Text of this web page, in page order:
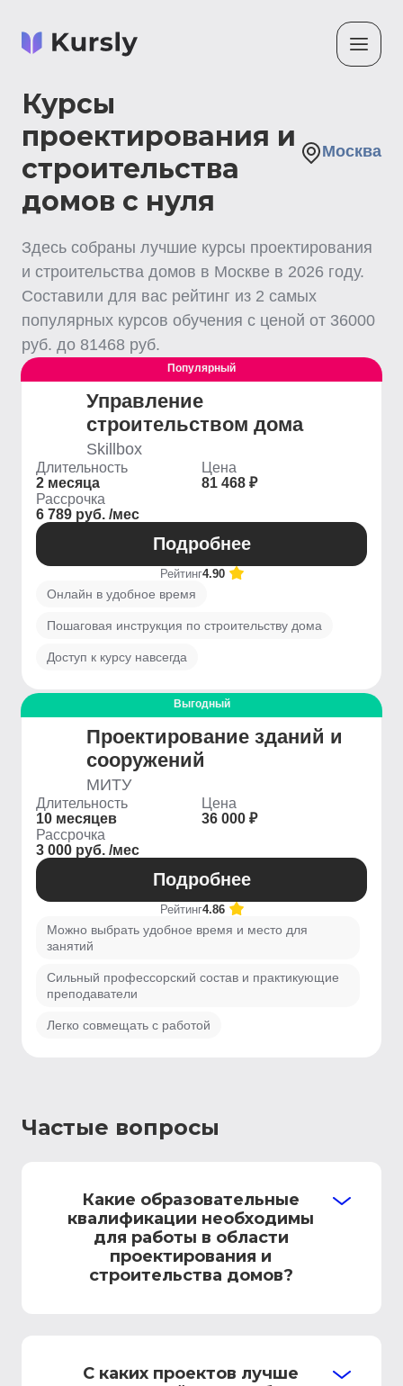
Курсы
проектирования и
строительства
домов с нуля
Москва
Здесь собраны лучшие курсы проектирования
и строительства домов в Москве в 2026 году.
Составили для вас рейтинг из 2 самых
популярных курсов обучения с ценой от 36000
руб. до 81468 руб.
Популярный
Управление
строительством дома
Skillbox
Длительность
2 месяца
Цена
81 468 ₽
Рассрочка
6 789 руб. /мес
Подробнее
Рейтинг4.90
Онлайн в удобное время
Пошаговая инструкция по строительству дома
Доступ к курсу навсегда
Выгодный
Проектирование зданий и
сооружений
МИТУ
Длительность
10 месяцев
Цена
36 000 ₽
Рассрочка
3 000 руб. /мес
Подробнее
Рейтинг4.86
Можно выбрать удобное время и место для
занятий
Сильный профессорский состав и практикующие
преподаватели
Легко совмещать с работой
Частые вопросы
Какие образовательные
квалификации необходимы
для работы в области
проектирования и
строительства домов?
С каких проектов лучше